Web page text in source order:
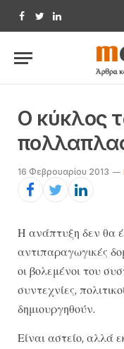
Facebook
TwitterLinkedIn
Ο κύκλος
16 Φεβρουαρίου 2013
Η ανάπτυξη δεν θα
αντιπαραγωγικές
οι βολεμένοι του
συντεχνίες,
δημιουργηθούν.
Είναι αστείο, αλλά